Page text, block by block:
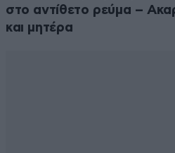
στο αντίθετο ρεύμα –
και μητέρα